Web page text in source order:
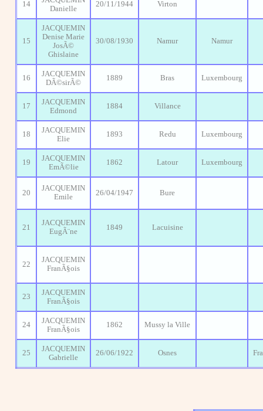
14
Danielle
20/11/1944 Virton
15
JACQUEMIN
Denise Marie
JosÃ©
Ghislaine
30/08/1930 Namur Namur
16
JACQUEMIN
DÃ©sirÃ©
1889 Bras Luxembourg
17
JACQUEMIN
Edmond
1884 Villance
18
JACQUEMIN
Elie
1893 Redu Luxembourg
19
JACQUEMIN
EmÃ©lie
1862 Latour Luxembourg
20
JACQUEMIN
Emile
26/04/1947 Bure
21
JACQUEMIN
EugÃ¨ne
1849 Lacuisine
22
JACQUEMIN
FranÃ§ois
23
JACQUEMIN
FranÃ§ois
24
JACQUEMIN
FranÃ§ois
1862 Mussy la Ville
25
JACQUEMIN
Gabrielle
26/06/1922 Osnes